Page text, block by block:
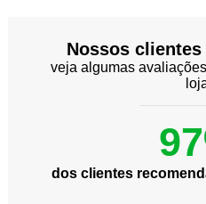
Nossos
veja algumas
dos clientes